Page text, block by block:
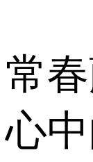
常
心